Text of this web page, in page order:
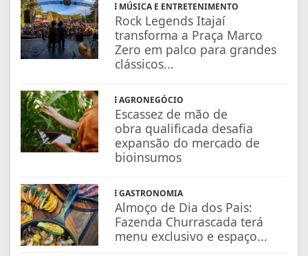
MÚSICA E ENTRETENIMENTO
Rock Legends Itajaí
transforma a Praça Marco
Zero em palco para grandes
clássicos...
AGRONEGÓCIO
Escassez de mão de
obra qualificada desafia
expansão do mercado de
bioinsumos
GASTRONOMIA
Almoço de Dia dos Pais:
Fazenda Churrascada terá
menu exclusivo e espaço...